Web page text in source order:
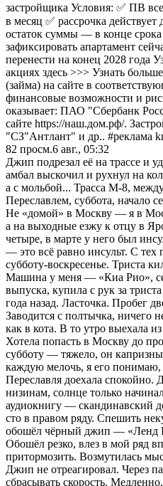
застройщика Условия: ✅ ПВ
в месяц ✅ рассрочка действует
остаток суммы — в конце
зафиксировать апартамент
перенести на конец 2028 года
акциях здесь >>> Узнать
(займа) на сайте в
финансовые возможности и
оказывает: ПАО "Сбербанк
сайте https://наш.дом.рф/.
"СЗ"Антлант" и др.. #реклама
82 просм.6 авг., 05:32
Джип подрезал её на трассе и
амбал выскочил и рухнул на
а с мольбой... Трасса М-8,
Переславлем, суббота, начало
Не «домой» в Москву — я в
а на выходные езжу к отцу в
четыре, в марте у него был
— это всё равно инсульт. С
субботу-воскресенье. Триста
Машина у меня — «Киа Рио»,
выпуска, купила с рук за
года назад. Ласточка. Пробег
Заводится с полтычка, ничего
как в кота. В то утро выехала
Хотела попасть в Москву до
субботу — тяжело, он
каждую мелочь, я его
Переславля доехала спокойно.
низинам, солнце только
аудиокнигу — скандинавский
сто в правом ряду. Спешить
обошёл чёрный джип — «Ленд
Обошёл резко, влез в мой ряд
притормозить. Возмутилась
Джип не отреагировал. Через
сбрасывать скорость.